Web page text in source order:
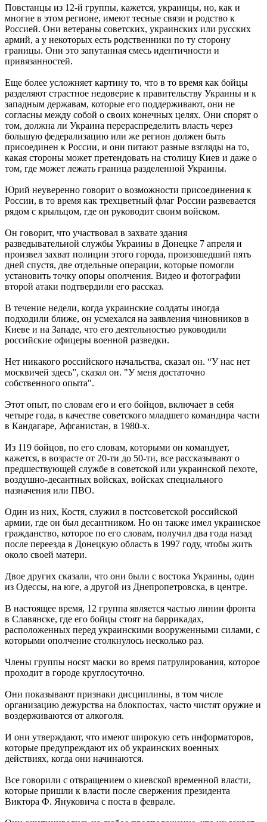
Повстанцы из 12-й группы, кажется, украинцы, но, как и
многие в этом регионе, имеют тесные связи и родство к
Россией. Они ветераны советских, украинских или русских
армий, а у некоторых есть родственники по ту сторону
границы. Они это запутанная смесь идентичности и
привязанностей.
Еще более усложняет картину то, что в то время как бойцы
разделяют страстное недоверие к правительству Украины и к
западным державам, которые его поддерживают, они не
согласны между собой о своих конечных целях. Они спорят о
том, должна ли Украина перераспределить власть через
большую федерализацию или же регион должен быть
присоединен к России, и они питают разные взгляды на то,
какая стороны может претендовать на столицу Киев и даже о
том, где может лежать граница разделенной Украины.
Юрий неуверенно говорит о возможности присоединения к
России, в то время как трехцветный флаг России развевается
рядом с крыльцом, где он руководит своим войском.
Он говорит, что участвовал в захвате здания
разведывательной службы Украины в Донецке 7 апреля и
произвел захват полиции этого города, произошедший пять
дней спустя, две отдельные операции, которые помогли
установить точку опоры ополчения. Видео и фотографии
второй атаки подтвердили его рассказ.
В течение недели, когда украинские солдаты иногда
подходили ближе, он усмехался на заявления чиновников в
Киеве и на Западе, что его деятельностью руководили
российские офицеры военной разведки.
Нет никакого российского начальства, сказал он. “У нас нет
москвичей здесь”, сказал он. "У меня достаточно
собственного опыта".
Этот опыт, по словам его и его бойцов, включает в себя
четыре года, в качестве советского младшего командира части
в Кандагаре, Афганистан, в 1980-х.
Из 119 бойцов, по его словам, которыми он командует,
кажется, в возрасте от 20-ти до 50-ти, все рассказывают о
предшествующей службе в советской или украинской пехоте,
воздушно-десантных войсках, войсках специального
назначения или ПВО.
Один из них, Костя, служил в постсоветской российской
армии, где он был десантником. Но он также имел украинское
гражданство, которое по его словам, получил два года назад
после переезда в Донецкую область в 1997 году, чтобы жить
около своей матери.
Двое других сказали, что они были с востока Украины, один
из Одессы, на юге, а другой из Днепропетровска, в центре.
В настоящее время, 12 группа является частью линии фронта
в Славянске, где его бойцы стоят на баррикадах,
расположенных перед украинскими вооруженными силами, с
которыми ополчение столкнулось несколько раз.
Члены группы носят маски во время патрулирования, которое
проходит в городе круглосуточно.
Они показывают признаки дисциплины, в том числе
организацию дежурства на блокпостах, часто чистят оружие и
воздерживаются от алкоголя.
И они утверждают, что имеют широкую сеть информаторов,
которые предупреждают их об украинских военных
действиях, когда они начинаются.
Все говорили с отвращением о киевской временной власти,
которые пришли к власти после свержения президента
Виктора Ф. Януковича с поста в феврале.